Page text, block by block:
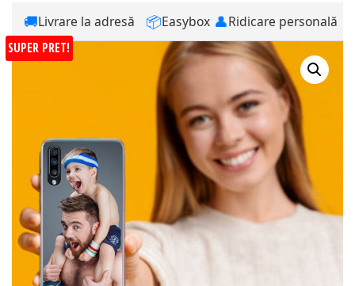
🚚Livrare la adresă 📦Easybox 👤Ridicare personală
SUPER PRET!